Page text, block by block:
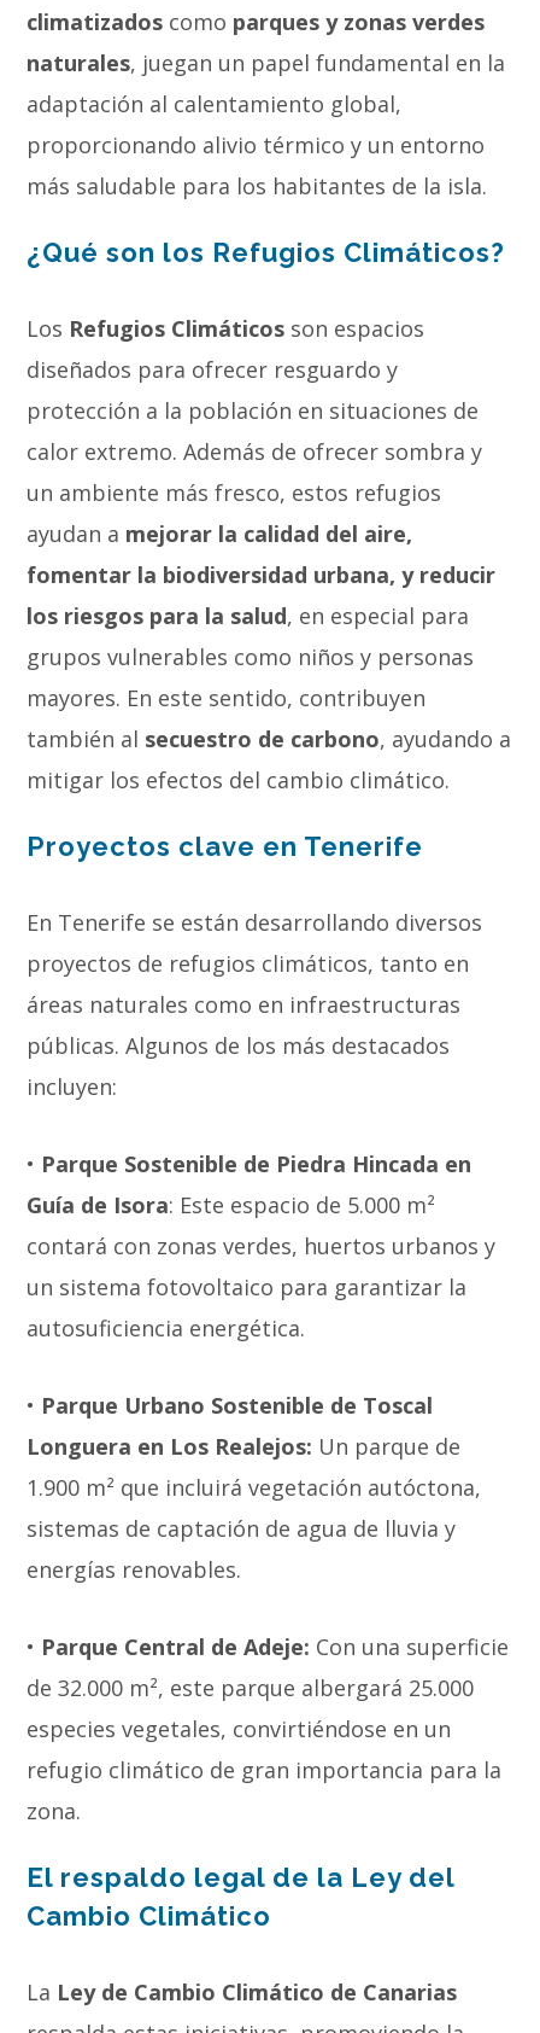
climatizados como parques y zonas verdes
naturales, juegan un papel fundamental en la
adaptación al calentamiento global,
proporcionando alivio térmico y un entorno
más saludable para los habitantes de la isla.
¿Qué son los Refugios Climáticos?
Los Refugios Climáticos son espacios
diseñados para ofrecer resguardo y
protección a la población en situaciones de
calor extremo. Además de ofrecer sombra y
un ambiente más fresco, estos refugios
ayudan a mejorar la calidad del aire,
fomentar la biodiversidad urbana, y reducir
los riesgos para la salud, en especial para
grupos vulnerables como niños y personas
mayores. En este sentido, contribuyen
también al secuestro de carbono, ayudando a
mitigar los efectos del cambio climático.
Proyectos clave en Tenerife
En Tenerife se están desarrollando diversos
proyectos de refugios climáticos, tanto en
áreas naturales como en infraestructuras
públicas. Algunos de los más destacados
incluyen:
• Parque Sostenible de Piedra Hincada en
Guía de Isora: Este espacio de 5.000 m²
contará con zonas verdes, huertos urbanos y
un sistema fotovoltaico para garantizar la
autosuficiencia energética.
• Parque Urbano Sostenible de Toscal
Longuera en Los Realejos: Un parque de
1.900 m² que incluirá vegetación autóctona,
sistemas de captación de agua de lluvia y
energías renovables.
• Parque Central de Adeje: Con una superficie
de 32.000 m², este parque albergará 25.000
especies vegetales, convirtiéndose en un
refugio climático de gran importancia para la
zona.
El respaldo legal de la Ley del
Cambio Climático
La Ley de Cambio Climático de Canarias